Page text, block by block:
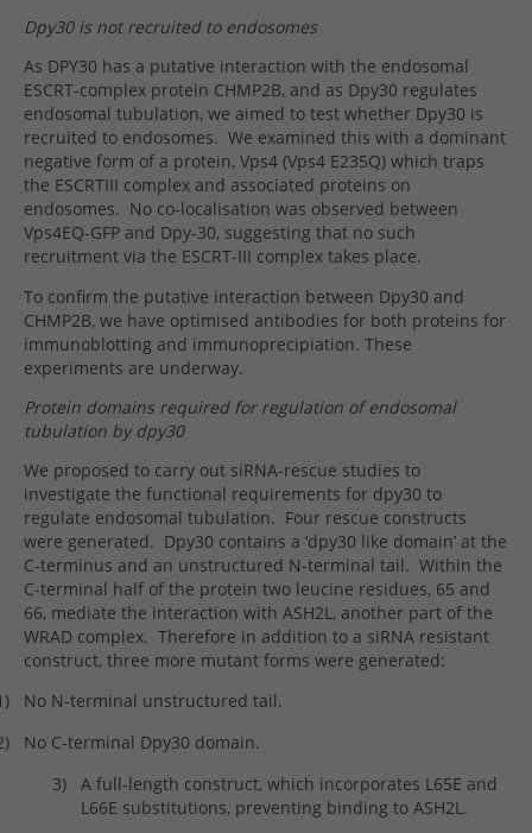
Dpy30 is not recruited to endosomes
As DPY30 has a putative interaction with the endosomal
ESCRT-complex protein CHMP2B, and as Dpy30 regulates
endosomal tubulation, we aimed to test whether Dpy30 is
recruited to endosomes. We examined this with a dominant
negative form of a protein, Vps4 (Vps4 E235Q) which traps
the ESCRTIII complex and associated proteins on
endosomes. No co-localisation was observed between
Vps4EQ-GFP and Dpy-30, suggesting that no such
recruitment via the ESCRT-III complex takes place.
To confirm the putative interaction between Dpy30 and
CHMP2B, we have optimised antibodies for both proteins for
immunoblotting and immunoprecipiation. These
experiments are underway.
Protein domains required for regulation of endosomal
tubulation by dpy30
We proposed to carry out siRNA-rescue studies to
investigate the functional requirements for dpy30 to
regulate endosomal tubulation. Four rescue constructs
were generated. Dpy30 contains a ‘dpy30 like domain’ at the
C-terminus and an unstructured N-terminal tail. Within the
C-terminal half of the protein two leucine residues, 65 and
66, mediate the interaction with ASH2L, another part of the
WRAD complex. Therefore in addition to a siRNA resistant
construct, three more mutant forms were generated:
No N-terminal unstructured tail.
No C-terminal Dpy30 domain.
3)
A full-length construct, which incorporates L65E and
L66E substitutions, preventing binding to ASH2L.